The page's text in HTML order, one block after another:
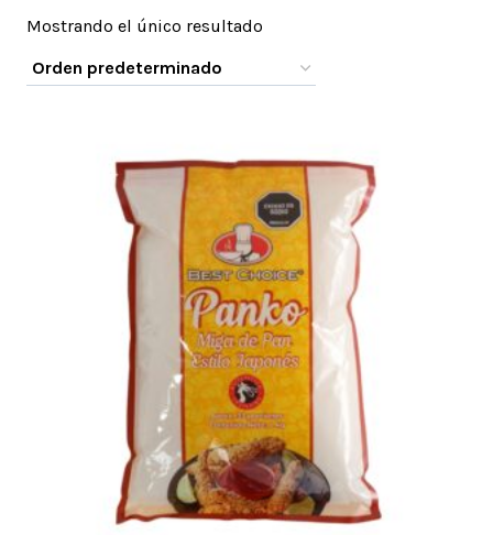
Mostrando el único resultado